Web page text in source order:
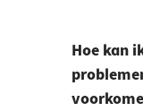
Hoe kan